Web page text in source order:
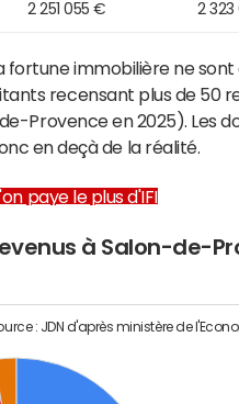
2 251 055 € 2
fortune immobilière ne sont
recensant plus de 50
Provence en 2025). Les
en deçà de la réalité.
paye le plus d'IFI
à Salon-de-
: JDN d'après ministère de